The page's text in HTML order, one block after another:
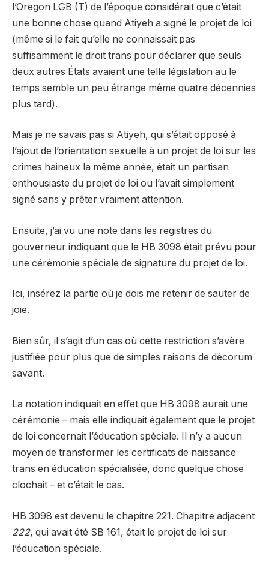
l’Oregon LGB (T) de l’époque considérait que c’était
une bonne chose quand Atiyeh a signé le projet de loi
(même si le fait qu’elle ne connaissait pas
suffisamment le droit trans pour déclarer que seuls
deux autres États avaient une telle législation au le
temps semble un peu étrange même quatre décennies
plus tard).
Mais je ne savais pas si Atiyeh, qui s’était opposé à
l’ajout de l’orientation sexuelle à un projet de loi sur les
crimes haineux la même année, était un partisan
enthousiaste du projet de loi ou l’avait simplement
signé sans y prêter vraiment attention.
Ensuite, j’ai vu une note dans les registres du
gouverneur indiquant que le HB 3098 était prévu pour
une cérémonie spéciale de signature du projet de loi.
Ici, insérez la partie où je dois me retenir de sauter de
joie.
Bien sûr, il s’agit d’un cas où cette restriction s’avère
justifiée pour plus que de simples raisons de décorum
savant.
La notation indiquait en effet que HB 3098 aurait une
cérémonie – mais elle indiquait également que le projet
de loi concernait l’éducation spéciale. Il n’y a aucun
moyen de transformer les certificats de naissance
trans en éducation spécialisée, donc quelque chose
clochait – et c’était le cas.
HB 3098 est devenu le chapitre 221. Chapitre adjacent
222, qui avait été SB 161, était le projet de loi sur
l’éducation spéciale.